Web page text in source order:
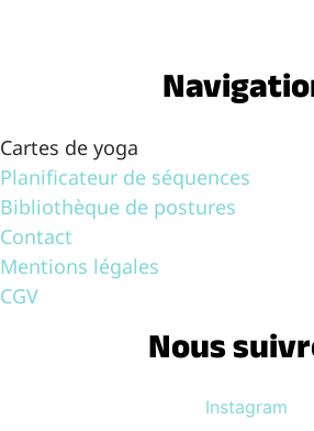
Cartes de yoga
Planificateur de séquences
Bibliothèque de postures
Contact
Mentions légales
CGV
Nous
Instagram